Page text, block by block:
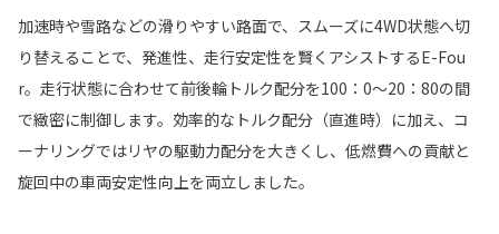
加速時や雪路などの滑りやすい路面で、スムーズに4WD状態へ切
り替えることで、発進性、走行安定性を賢くアシストするE-Fou
r。走行状態に合わせて前後輪トルク配分を100：0～20：80の間
で緻密に制御します。効率的なトルク配分（直進時）に加え、コ
ーナリングではリヤの駆動力配分を大きくし、低燃費への貢献と
旋回中の車両安定性向上を両立しました。